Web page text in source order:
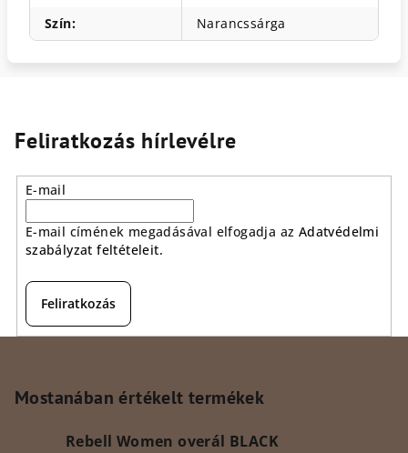
Szín: Narancssárga
Feliratkozás hírlevélre
E-mail
E-mail címének megadásával elfogadja az Adatvédelmi
szabályzat feltételeit.
Feliratkozás
Mostanában értékelt termékek
Rebell Women overál BLACK